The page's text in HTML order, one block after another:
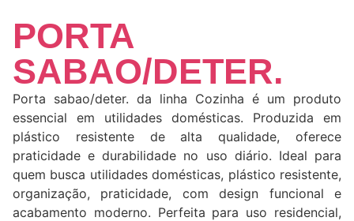
PORTA
SABAO/DETER.
Porta sabao/deter. da linha Cozinha é um produto
essencial em utilidades domésticas. Produzida em
plástico resistente de alta qualidade, oferece
praticidade e durabilidade no uso diário. Ideal para
quem busca utilidades domésticas, plástico resistente,
organização, praticidade, com design funcional e
acabamento moderno. Perfeita para uso residencial,